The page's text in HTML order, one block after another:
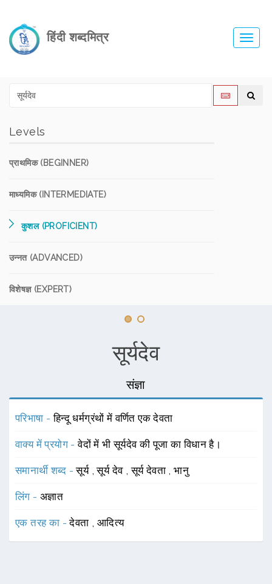
हिंदी शब्दमित्र
Levels
प्राथमिक (BEGINNER)
माध्यमिक (INTERMEDIATE)
कुशल (PROFICIENT)
उन्नत (ADVANCED)
विशेषज्ञ (EXPERT)
सूर्यदेव
संज्ञा
परिभाषा -हिन्दू धर्मग्रंथों में वर्णित एक देवता
वाक्य में प्रयोग -वेदों में भी सूर्यदेव की पूजा का विधान है।
समानार्थी शब्द -सूर्य ,सूर्य देव ,सूर्य देवता ,भानु
लिंग - अज्ञात
एक तरह का -देवता , आदित्य